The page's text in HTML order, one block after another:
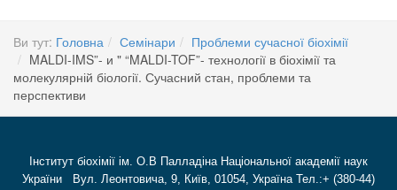
Ви тут: Головна Семінари
Проблеми сучасної біохімії
MALDI-IMS”- и " “MALDI-TOF”- технології в біохімії та
молекулярній біології. Сучасний стан, проблеми та
перспективи
Інститут біохімії ім. О.В Палладіна Національної академії наук
України Вул. Леонтовича, 9, Київ, 01054, Україна Тел.:+ (380-44)